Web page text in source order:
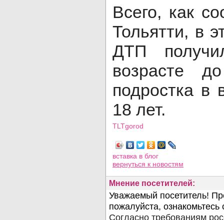
Всего, как
Тольятти, в
ДТП
возрасте
подростка в
18 лет.
TLTgorod
вставка в блог
вернуться к новостям
Мнение посетителей: